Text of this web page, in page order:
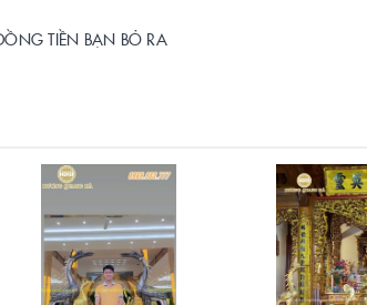
TIỀN BẠN BỎ RA